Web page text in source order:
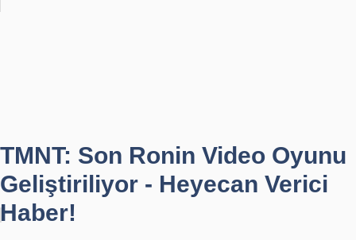
TMNT: Son Ronin Video Oyunu
Geliştiriliyor - Heyecan Verici
Haber!